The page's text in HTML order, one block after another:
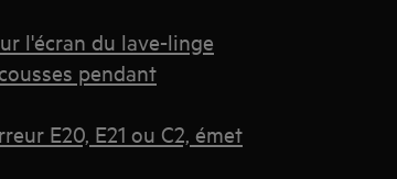
l'écran du lave-linge
pendant
E20, E21 ou C2, émet